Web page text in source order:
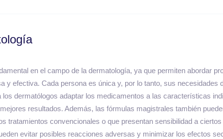
en el campo de la dermatología, ya que permiten abordar
y efectiva. Cada persona es única y, por lo tanto, sus necesidades
dermatólogos adaptar los medicamentos a las características
resultados. Además, las fórmulas magistrales también
tratamientos convencionales o que presentan sensibilidad a
evitar posibles reacciones adversas y minimizar los efectos